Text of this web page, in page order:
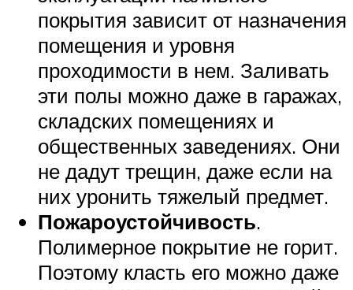
покрытия зависит от назначения
помещения и уровня
проходимости в нем. Заливать
эти полы можно даже в гаражах,
складских помещениях и
общественных заведениях. Они
не дадут трещин, даже если на
них уронить тяжелый предмет.
Пожароустойчивость.
Полимерное покрытие не горит.
Поэтому класть его можно даже